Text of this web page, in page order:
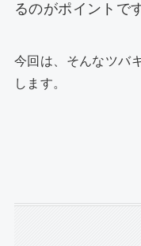
るのがポイントで
今回は、そんなツバ
します。